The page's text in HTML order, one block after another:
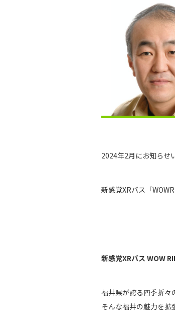
2024年2月にお知らせ
新感覚XRバス「
新感覚XRバス WOW
福井県が誇る四季折々
そんな福井の魅力を拡